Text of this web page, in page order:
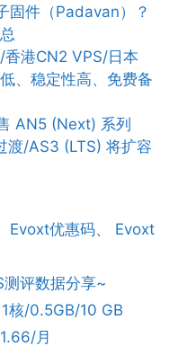
固件（Padavan）？
港CN2 VPS/日本
、稳定性高、免费备
AN5 (Next) 系列
/AS3 (LTS) 将扩容
Evoxt优惠码、 Evoxt
评数据分享~
核/0.5GB/10 GB
月